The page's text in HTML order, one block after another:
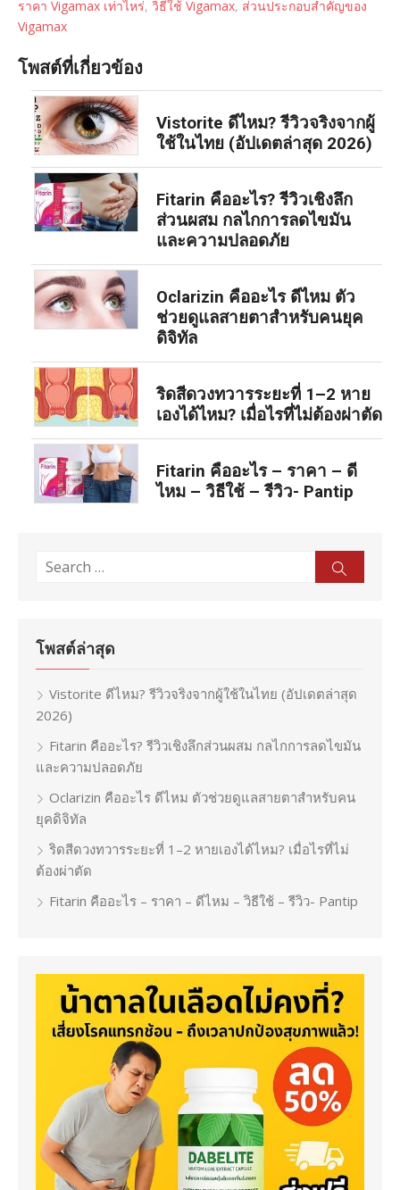
ราคา Vigamax เท่าไหร่, วิธีใช้ Vigamax, ส่วนประกอบสำคัญของ
Vigamax
โพสต์ที่เกี่ยวข้อง
Vistorite ดีไหม? รีวิวจริงจากผู้
ใช้ในไทย (อัปเดตล่าสุด 2026)
Fitarin คืออะไร? รีวิวเชิงลึก
ส่วนผสม กลไกการลดไขมัน
และความปลอดภัย
Oclarizin คืออะไร ดีไหม ตัว
ช่วยดูแลสายตาสำหรับคนยุค
ดิจิทัล
ริดสีดวงทวารระยะที่ 1–2 หาย
เองได้ไหม? เมื่อไรที่ไม่ต้องผ่าตัด
Fitarin คืออะไร – ราคา – ดี
ไหม – วิธีใช้ – รีวิว- Pantip
Search
โพสต์ล่าสุด
Vistorite ดีไหม? รีวิวจริงจากผู้ใช้ในไทย (อัปเดตล่าสุด
2026)
Fitarin คืออะไร? รีวิวเชิงลึกส่วนผสม กลไกการลดไขมัน
และความปลอดภัย
Oclarizin คืออะไร ดีไหม ตัวช่วยดูแลสายตาสำหรับคน
ยุคดิจิทัล
ริดสีดวงทวารระยะที่ 1–2 หายเองได้ไหม? เมื่อไรที่ไม่
ต้องผ่าตัด
Fitarin คืออะไร – ราคา – ดีไหม – วิธีใช้ – รีวิว- Pantip